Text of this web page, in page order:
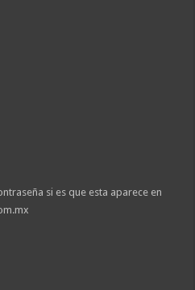
si es que esta aparece en